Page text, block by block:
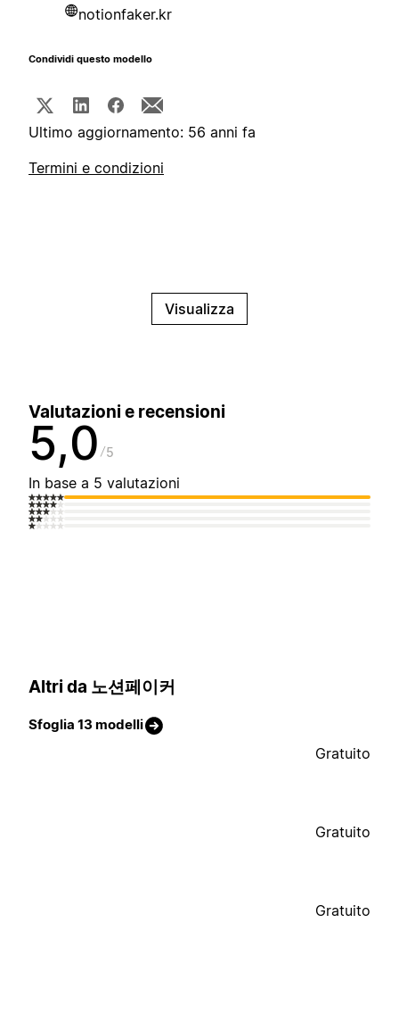
notionfaker.kr
Condividi questo modello
Ultimo aggiornamento: 56 anni fa
Termini e condizioni
Visualizza
Valutazioni e recensioni
5,0 5
In base a 5 valutazioni
Altri da 노션페이커
Sfoglia 13 modelli
Gratuito
Gratuito
Gratuito